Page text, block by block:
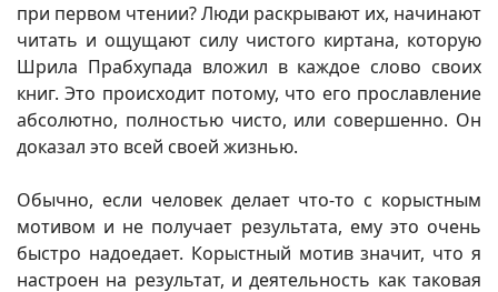
при первом чтении? Люди раскрывают их, начинают
читать и ощущают силу чистого киртана, которую
Шрила Прабхупада вложил в каждое слово своих
книг. Это происходит потому, что его прославление
абсолютно, полностью чисто, или совершенно. Он
доказал это всей своей жизнью.
Обычно, если человек делает что-то с корыстным
мотивом и не получает результата, ему это очень
быстро надоедает. Корыстный мотив значит, что я
настроен на результат, и деятельность как таковая